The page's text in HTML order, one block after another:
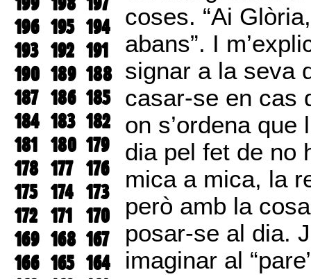
196 195 194
193 192 191
190 189 188
187 186 185
184 183 182
181 180 179
178 177 176
175 174 173
172 171 170
169 168 167
166 165 164
coses. “Ai
abans”. I
signar a la seva
casar-se en cas
on s’ordena que
dia pel fet de no
mica a mica, la
però amb la
posar-se al dia.
imaginar al